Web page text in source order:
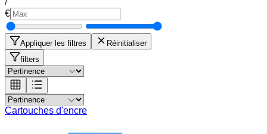
/
€
Appliquer les filtres
Réinitialiser
filters
Cartouches d'encre